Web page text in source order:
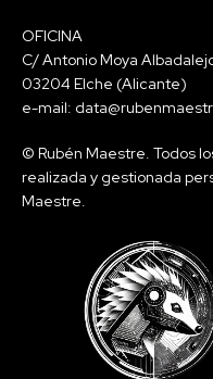
OFICINA
C/ Antonio Moya
03204 Elche (Alicante)
e-mail:
© Rubén Maestre. Todos
realizada y gestionada
Maestre.